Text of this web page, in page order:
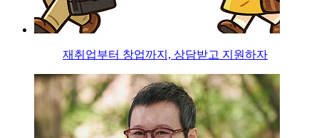
재취업부터 창업까지, 상담받고 지원하자